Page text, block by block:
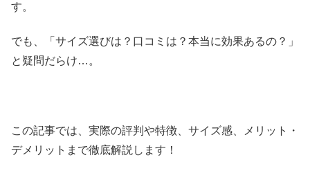
す。
でも、「サイズ選びは？口コミは？本当に効果あるの？」
と疑問だらけ…。
この記事では、実際の評判や特徴、サイズ感、メリット・
デメリットまで徹底解説します！